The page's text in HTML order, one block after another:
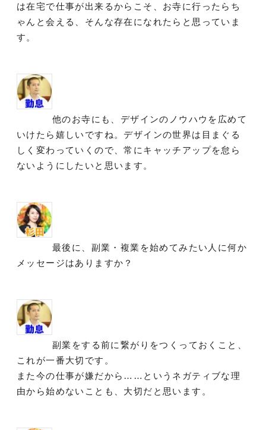
は在宅で仕事が出来るからこそ、お寺に行ったらち
ゃんと会える、そんな存在になれたらと思っていま
す。
他のお寺にも、デザインのノウハウを広めて
いけたら嬉しいですね。デザインの世界は目まぐる
しく変わっていくので、常にキャッチアップを怠ら
ないようにしたいと思います。
最後に、副業・複業を始めてみたい人に何か
メッセージはありますか？
副業をする前に繋がりをつくっておくこと、
これが一番大切です。
また今の仕事が嫌だから……というネガティブな理
由から始めないことも、大切だと思います。